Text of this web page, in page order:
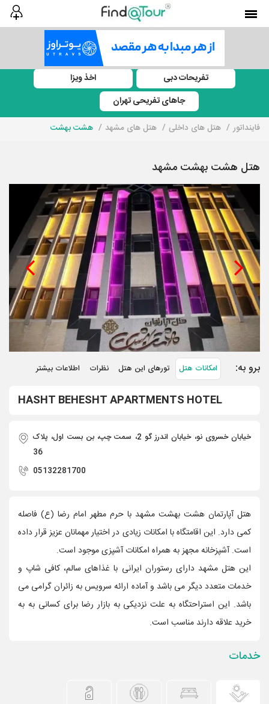
تفریحات دبی
اخذ ویزا
جاهای تفریحی تهران
فاینداتور هتل های داخلی هتل های مشهد هشت بهشت
هتل هشت بهشت مشهد
برو به: امکانات هتل تورهای این هتل نظرات اطلاعات بیشتر
HASHT BEHESHT APARTMENTS HOTEL
خیابان خسروی نو، خیابان اندرز گو 2، سمت چپ، بن بست اول، پلاک
36
05132281700
هتل آپارتمان هشت بهشت مشهد با حرم مطهر امام رضا (ع) فاصله
کمی دارد. این اقامتگاه با امکانات زیادی در اختیار مهمانان عزیز قرار داده
است. آشپزخانه مجهز به همراه امکانات آشپزی موجود است.
این هتل مشهد دارای رستوران ایرانی با غذاهای سالم، کافی شاپ و
خدمات متعدد دیگر می باشد و آماده ارائه سرویس به زائران گرامی می
باشد. این استراحتگاه به علت نزدیکی به بازار رضا برای کسانی به به
خرید علاقه دارند مناسب است.
خدمات